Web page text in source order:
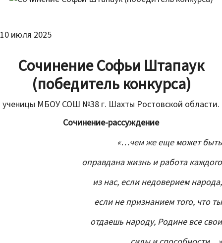
10 июля 2025
Сочинение Софьи Штапаук
(победитель конкурса)
ученицы МБОУ СОШ №38 г. Шахты Ростовской области.
Сочинение-рассуждение
«…чем же еще может быть
оправдана жизнь и работа каждого
из нас, если недоверием народа,
если не признанием того, что ты
отдаешь народу, Родине все свои